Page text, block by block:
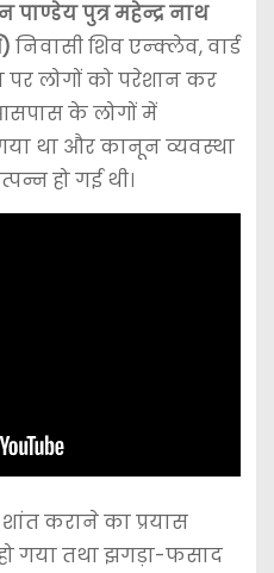
पाण्डेय पुत्र महेन्द्र नाथ
निवासी शिव एन्क्लेव, वार्ड
पर लोगों को परेशान कर
के लोगों में
था और कानून व्यवस्था
हो गई थी।
कराने का प्रयास
गया तथा झगड़ा-फसाद